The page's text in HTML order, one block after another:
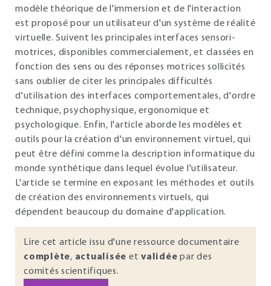
modèle théorique de l'immersion et de l'interaction
est proposé pour un utilisateur d'un système de réalité
virtuelle. Suivent les principales interfaces sensori-
motrices, disponibles commercialement, et classées en
fonction des sens ou des réponses motrices sollicités
sans oublier de citer les principales difficultés
d'utilisation des interfaces comportementales, d'ordre
technique, psychophysique, ergonomique et
psychologique. Enfin, l'article aborde les modèles et
outils pour la création d'un environnement virtuel, qui
peut être défini comme la description informatique du
monde synthétique dans lequel évolue l'utilisateur.
L'article se termine en exposant les méthodes et outils
de création des environnements virtuels, qui
dépendent beaucoup du domaine d'application.
Lire cet article issu d'une ressource documentaire
complète, actualisée et validée par des
comités scientifiques.